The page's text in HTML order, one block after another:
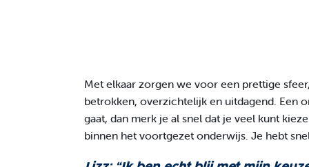
Met elkaar zorgen we voor een prettige
betrokken, overzichtelijk en uitdagend. Een
gaat, dan merk je al snel dat je veel kunt
binnen het voortgezet onderwijs. Je hebt